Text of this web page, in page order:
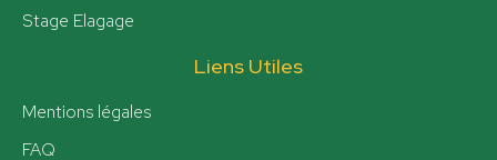
Stage Elagage
Liens Utiles
Mentions légales
FAQ